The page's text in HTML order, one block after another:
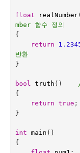
float realNumber
mber 함수 정의
{
return
반환
}
bool truth ()
{
return true
}
int main ()
{